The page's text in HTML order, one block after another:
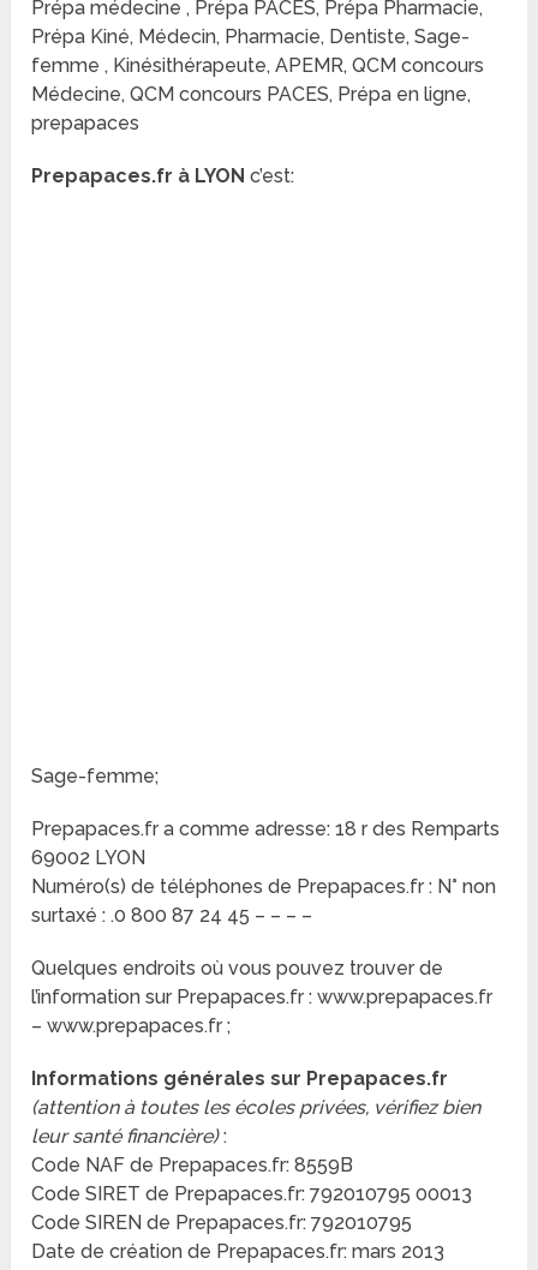
Prépa médecine , Prépa PACES, Prépa Pharmacie,
Prépa Kiné, Médecin, Pharmacie, Dentiste, Sage-
femme , Kinésithérapeute, APEMR, QCM concours
Médecine, QCM concours PACES, Prépa en ligne,
prepapaces
Prepapaces.fr à LYON c’est:
Sage-femme;
Prepapaces.fr a comme adresse: 18 r des Remparts
69002 LYON
Numéro(s) de téléphones de Prepapaces.fr : N° non
surtaxé : .0 800 87 24 45 – – – –
Quelques endroits où vous pouvez trouver de
l’information sur Prepapaces.fr : www.prepapaces.fr
– www.prepapaces.fr ;
Informations générales sur Prepapaces.fr
(attention à toutes les écoles privées, vérifiez bien
leur santé financière):
Code NAF de Prepapaces.fr: 8559B
Code SIRET de Prepapaces.fr: 792010795 00013
Code SIREN de Prepapaces.fr: 792010795
Date de création de Prepapaces.fr: mars 2013